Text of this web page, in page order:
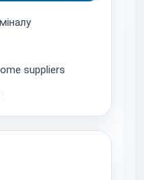
suppliers